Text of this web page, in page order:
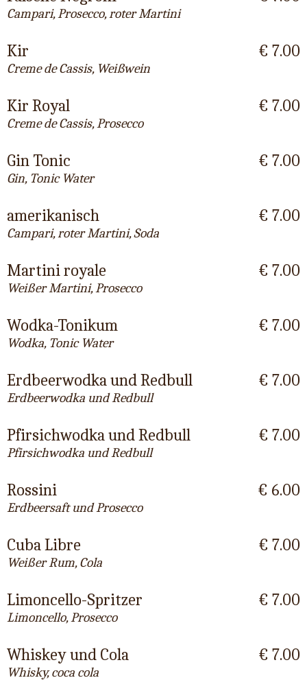
Campari, Prosecco, roter Martini
Kir
Creme de Cassis, Weißwein
€ 7.00
Kir Royal
Creme de Cassis, Prosecco
€ 7.00
Gin Tonic
Gin, Tonic Water
€ 7.00
amerikanisch
Campari, roter Martini, Soda
€ 7.00
Martini royale
Weißer Martini, Prosecco
€ 7.00
Wodka-Tonikum
Wodka, Tonic Water
€ 7.00
Erdbeerwodka und Redbull
Erdbeerwodka und Redbull
€ 7.00
Pfirsichwodka und Redbull
Pfirsichwodka und Redbull
€ 7.00
Rossini
Erdbeersaft und Prosecco
€ 6.00
Cuba Libre
Weißer Rum, Cola
€ 7.00
Limoncello-Spritzer
Limoncello, Prosecco
€ 7.00
Whiskey und Cola
Whisky, coca cola
€ 7.00